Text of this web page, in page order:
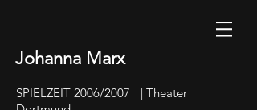
Johanna Marx
SPIELZEIT 2006/2007 | Theater